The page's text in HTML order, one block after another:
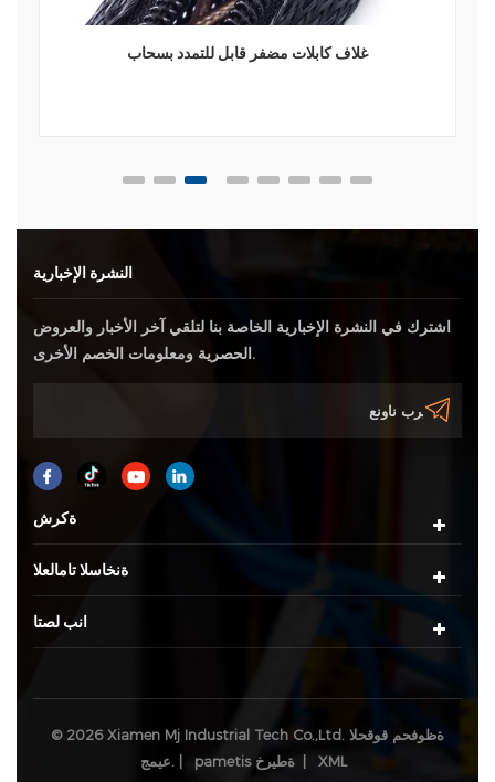
غلاف كابلات مضفر قابل للتمدد بسحاب
النشرة الإخبارية
اشترك في النشرة الإخبارية الخاصة بنا لتلقي آخر الأخبار والعروض
الحصرية ومعلومات الخصم الأخرى.
ةكرش
ةنخاسلا تامالعلا
انب لصتا
© 2026 Xiamen Mj Industrial Tech Co.,Ltd. ةظوفحم قوقحلا
عيمج. |
pametis ةطيرخ XML